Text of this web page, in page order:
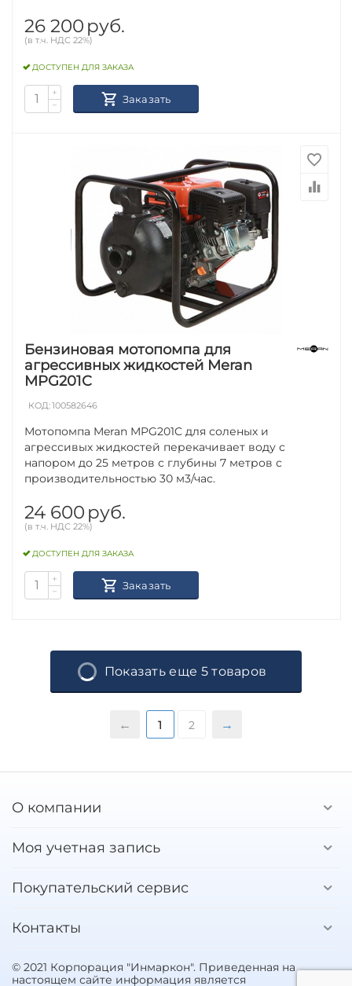
26 200 руб.
(в т.ч. НДС 22%)
ДОСТУПЕН ДЛЯ ЗАКАЗА
+
−
Заказать
Бензиновая мотопомпа для
агрессивных жидкостей Meran
MPG201C
КОД:100582646
Мотопомпа Meran MPG201C для соленых и
агрессивых жидкостей перекачивает воду с
напором до 25 метров с глубины 7 метров с
производительностью 30 м3/час.
24 600 руб.
(в т.ч. НДС 22%)
ДОСТУПЕН ДЛЯ ЗАКАЗА
+
−
Заказать
Показать еще 5 товаров
1 2
О компании
Моя учетная запись
Покупательский сервис
Контакты
© 2021 Корпорация "Инмаркон". Приведенная на
настоящем сайте информация является